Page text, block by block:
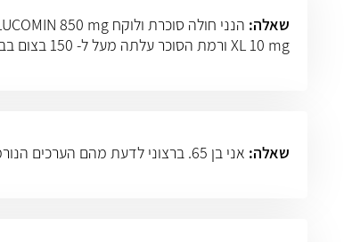
שאלה:
XL 10 mg ורמת הסוכר עלתה מעל ל- 150 בצום בבוקר. האם יש השפעה של XATRAL על רמת הסוכר ?
שאלה: אני בן 65. ברצוני לדעת מהם הערכים הנורמליים של סוכר בדם לאחר צום של 12-10 שעות, ומהם הערכים של סוכר בדם 2 שעות לאחר האוכל.